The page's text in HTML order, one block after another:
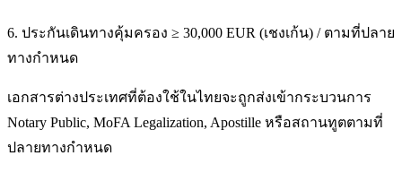
6. ประกันเดินทางคุ้มครอง ≥ 30,000 EUR (เชงเก้น) / ตามที่ปลาย
ทางกำหนด
เอกสารต่างประเทศที่ต้องใช้ในไทยจะถูกส่งเข้ากระบวนการ
Notary Public, MoFA Legalization, Apostille หรือสถานทูตตามที่
ปลายทางกำหนด